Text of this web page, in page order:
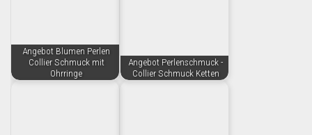
Angebot Blumen Perlen
Collier Schmuck mit
Ohrringe
Angebot Perlenschmuck -
Collier Schmuck Ketten